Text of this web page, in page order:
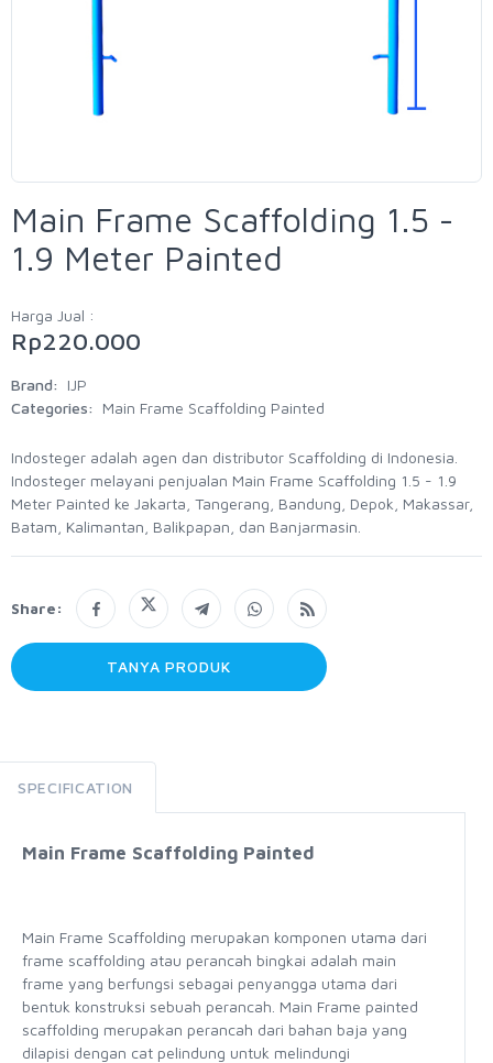
Main Frame Scaffolding 1.5 -
1.9 Meter Painted
Harga Jual :
Rp220.000
Brand:
IJP
Categories:
Main Frame Scaffolding Painted
Indosteger adalah agen dan distributor Scaffolding di Indonesia.
Indosteger melayani penjualan Main Frame Scaffolding 1.5 - 1.9
Meter Painted ke Jakarta, Tangerang, Bandung, Depok, Makassar,
Batam, Kalimantan, Balikpapan, dan Banjarmasin.
Share:
TANYA PRODUK
SPECIFICATION
Main Frame Scaffolding Painted
Main Frame Scaffolding merupakan komponen utama dari
frame scaffolding atau perancah bingkai adalah main
frame yang berfungsi sebagai penyangga utama dari
bentuk konstruksi sebuah perancah. Main Frame painted
scaffolding merupakan perancah dari bahan baja yang
dilapisi dengan cat pelindung untuk melindungi